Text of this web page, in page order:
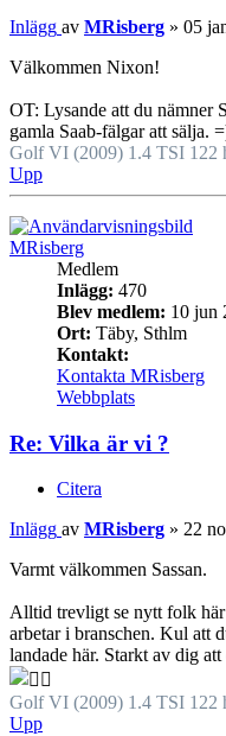
Inlägg av MRisberg » 05
Välkommen Nixon!
OT: Lysande att du nämner
gamla Saab-fälgar att sälja.
Golf VI (2009) 1.4 TSI 122
Upp
MRisberg
Medlem
Inlägg: 470
Blev medlem: 10 jun
Ort: Täby, Sthlm
Kontakt:
Kontakta MRisberg
Webbplats
Re: Vilka är vi ?
Citera
Inlägg av MRisberg » 22
Varmt välkommen Sassan.
Alltid trevligt se nytt folk här
arbetar i branschen. Kul att
landade här. Starkt av dig
Golf VI (2009) 1.4 TSI 122
Upp